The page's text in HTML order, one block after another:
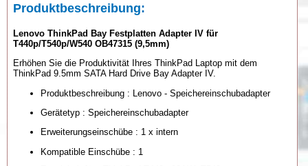
Produktbeschreibung:
Lenovo ThinkPad Bay Festplatten Adapter IV für
T440p/T540p/W540 OB47315 (9,5mm)
Erhöhen Sie die Produktivität Ihres ThinkPad Laptop mit dem
ThinkPad 9.5mm SATA Hard Drive Bay Adapter IV.
Produktbeschreibung : Lenovo - Speichereinschubadapter
Gerätetyp : Speichereinschubadapter
Erweiterungseinschübe : 1 x intern
Kompatible Einschübe : 1